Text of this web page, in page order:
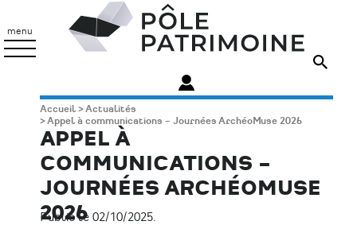
contenu
principal
menu
Patrimoine
Fil
d'Ariane
Accueil
Actualités
Appel à communications – Journées ArchéoMuse 2026
APPEL À
COMMUNICATIONS –
JOURNÉES ARCHÉOMUSE
2026
Publié le 02/10/2025.